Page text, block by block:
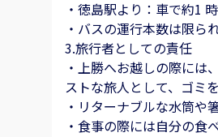
・徳島駅より：車で約1
・バスの運行本数は限ら
3.旅行者としての責任
・上勝へお越しの際には
ストな旅人として、ゴミ
・リターナブルな水筒や
・食事の際には自分の食